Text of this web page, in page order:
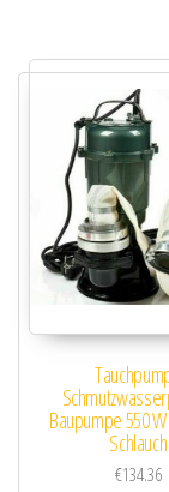
Baupumpe 550
Schlauch
€134.36